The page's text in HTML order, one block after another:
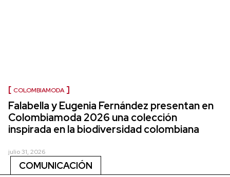
COLOMBIAMODA
Falabella y Eugenia Fernández presentan en
Colombiamoda 2026 una colección
inspirada en la biodiversidad colombiana
julio 31, 2026
COMUNICACIÓN